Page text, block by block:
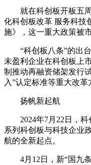
就在科创板开板五周
化科创板改革 服务科技
施》，这一重大政策被
“科创板八条”的出台
未盈利企业在科创板上
制推动再融资储架发行
入”认定标准等重大改革
扬帆新起航
2024年7月22日，科
系列科创板与科技企业
航的全新起点。
4月12日，新“国九条